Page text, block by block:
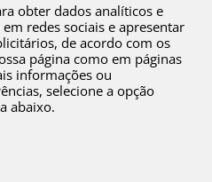
Corrupção e Infrações Conexas
os direitos reservados
obter dados analíticos e
redes sociais e apresentar
de acordo com os
página como em páginas
informações ou
selecione a opção
abaixo.